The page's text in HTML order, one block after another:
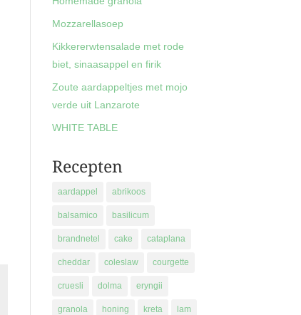
Mozzarellasoep
Kikkererwtensalade met rode
biet, sinaasappel en firik
Zoute aardappeltjes met mojo
verde uit Lanzarote
WHITE TABLE
Recepten
aardappel abrikoos
balsamico basilicum
brandnetel cake cataplana
cheddar coleslaw courgette
cruesli dolma eryngii
granola honing kreta lam